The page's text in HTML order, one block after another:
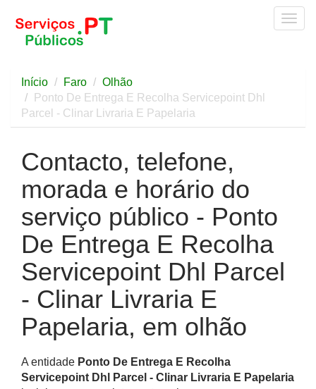
Início Faro
Olhão
Ponto De Entrega E Recolha Servicepoint Dhl
Parcel - Clinar Livraria E Papelaria
Contacto, telefone,
morada e horário do
serviço público - Ponto
De Entrega E Recolha
Servicepoint Dhl Parcel
- Clinar Livraria E
Papelaria, em olhão
A entidade Ponto De Entrega E Recolha
Servicepoint Dhl Parcel - Clinar Livraria E Papelaria